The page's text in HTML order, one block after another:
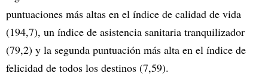
puntuaciones más altas en el índice de calidad de vida
(194,7), un índice de asistencia sanitaria tranquilizador
(79,2) y la segunda puntuación más alta en el índice de
felicidad de todos los destinos (7,59).